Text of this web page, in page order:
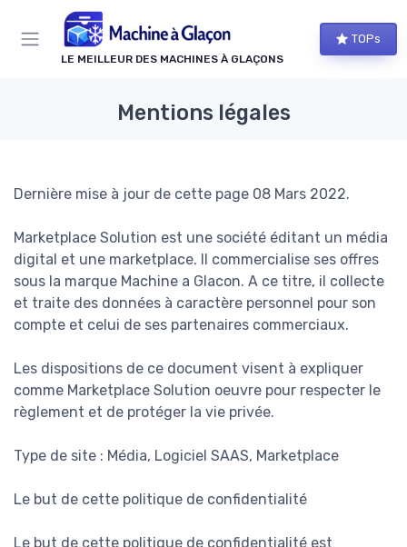
LE MEILLEUR DES MACHINES À GLAÇONS
TOPs
Mentions légales
Dernière mise à jour de cette page 08 Mars 2022.
Marketplace Solution est une société éditant un média
digital et une marketplace. Il commercialise ses offres
sous la marque Machine a Glacon. A ce titre, il collecte
et traite des données à caractère personnel pour son
compte et celui de ses partenaires commerciaux.
Les dispositions de ce document visent à expliquer
comme Marketplace Solution oeuvre pour respecter le
règlement et de protéger la vie privée.
Type de site : Média, Logiciel SAAS, Marketplace
Le but de cette politique de confidentialité
Le but de cette politique de confidentialité est
Panneau de gestion des cookies